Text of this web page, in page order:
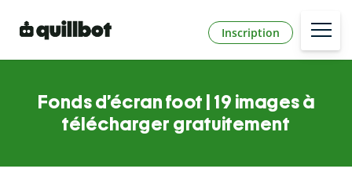
Inscription
Fonds d’écran foot | 19 images à
télécharger gratuitement